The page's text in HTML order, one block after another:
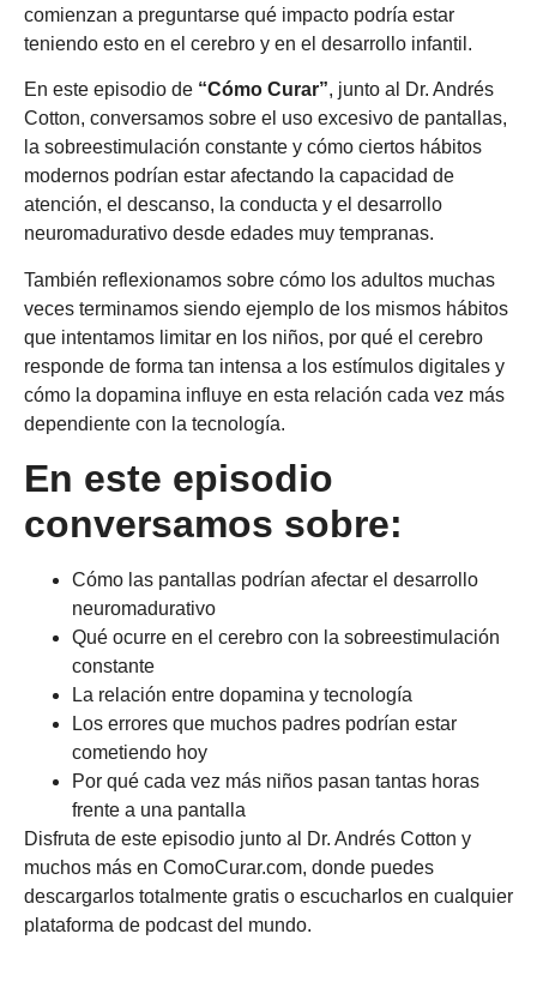
comienzan a preguntarse qué impacto podría estar
teniendo esto en el cerebro y en el desarrollo infantil.
En este episodio de “Cómo Curar”, junto al Dr. Andrés
Cotton, conversamos sobre el uso excesivo de pantallas,
la sobreestimulación constante y cómo ciertos hábitos
modernos podrían estar afectando la capacidad de
atención, el descanso, la conducta y el desarrollo
neuromadurativo desde edades muy tempranas.
También reflexionamos sobre cómo los adultos muchas
veces terminamos siendo ejemplo de los mismos hábitos
que intentamos limitar en los niños, por qué el cerebro
responde de forma tan intensa a los estímulos digitales y
cómo la dopamina influye en esta relación cada vez más
dependiente con la tecnología.
En este episodio
conversamos sobre:
Cómo las pantallas podrían afectar el desarrollo
neuromadurativo
Qué ocurre en el cerebro con la sobreestimulación
constante
La relación entre dopamina y tecnología
Los errores que muchos padres podrían estar
cometiendo hoy
Por qué cada vez más niños pasan tantas horas
frente a una pantalla
Disfruta de este episodio junto al Dr. Andrés Cotton y
muchos más en ComoCurar.com, donde puedes
descargarlos totalmente gratis o escucharlos en cualquier
plataforma de podcast del mundo.